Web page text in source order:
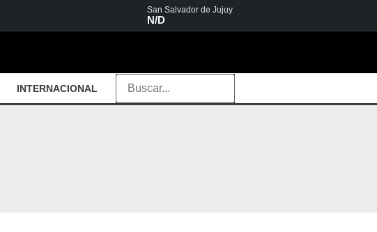
San Salvador de Jujuy
N/D
INTERNACIONAL